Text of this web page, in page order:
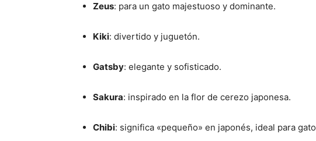
Zeus: para un gato majestuoso y dominante.
Kiki: divertido y juguetón.
Gatsby: elegante y sofisticado.
Sakura: inspirado en la flor de cerezo japonesa.
Chibi: significa «pequeño» en japonés, ideal para